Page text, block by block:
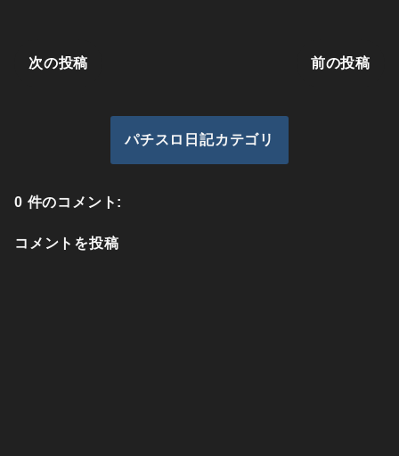
次の投稿 前の投稿
パチスロ日記カテゴリ
0 件のコメント:
コメントを投稿